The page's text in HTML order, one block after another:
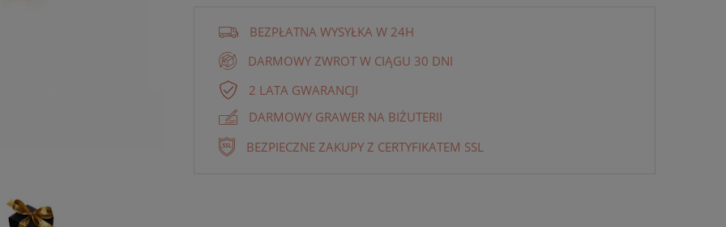
BEZPŁATNA WYSYŁKA W 24H
DARMOWY ZWROT W CIĄGU 30 DNI
2 LATA GWARANCJI
DARMOWY GRAWER NA BIŻUTERII
BEZPIECZNE ZAKUPY Z CERTYFIKATEM SSL